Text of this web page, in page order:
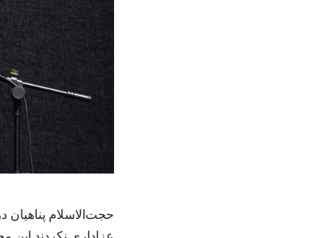
حجت‌الاسلام پناهیان